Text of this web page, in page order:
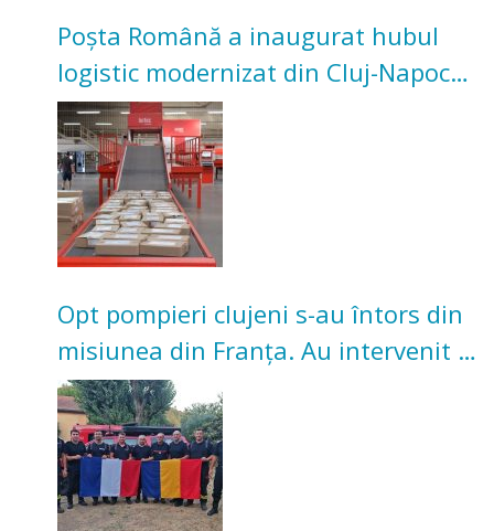
Poșta Română a inaugurat hubul
logistic modernizat din Cluj-Napoca.
Investiție de 3 milioane de euro
Opt pompieri clujeni s-au întors din
misiunea din Franța. Au intervenit la
incendii de vegetație și pădure